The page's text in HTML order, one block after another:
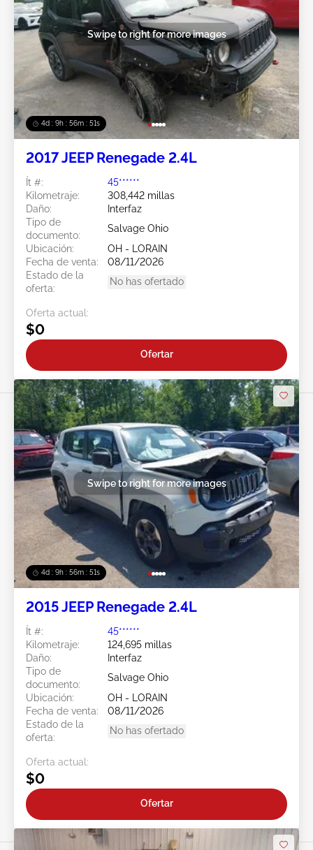
4d : 9h : 56m : 49s
Swipe to right for more images
2017 JEEP Renegade 2.4L
Ít #:
45******
Kilometraje:
308,442 millas
Daño:
Interfaz
Tipo de
documento:
Salvage Ohio
Ubicación:
OH - LORAIN
Fecha de venta:
08/11/2026
Estado de la
oferta:
No has ofertado
Oferta actual:
$0
Ofertar
4d : 9h : 56m : 49s
Swipe to right for more images
2015 JEEP Renegade 2.4L
Ít #:
45******
Kilometraje:
124,695 millas
Daño:
Interfaz
Tipo de
documento:
Salvage Ohio
Ubicación:
OH - LORAIN
Fecha de venta:
08/11/2026
Estado de la
oferta:
No has ofertado
Oferta actual:
$0
Ofertar